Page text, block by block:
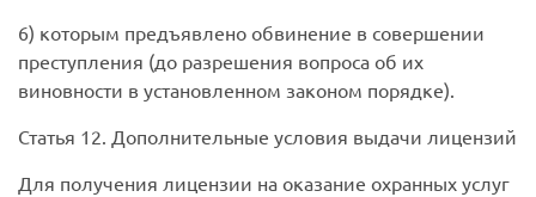
6) которым предъявлено обвинение в совершении
преступления (до разрешения вопроса об их
виновности в установленном законом порядке).
Статья 12. Дополнительные условия выдачи лицензий
Для получения лицензии на оказание охранных услуг